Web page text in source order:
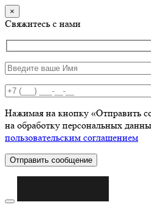
×
Свяжитесь с нами
Нажимая на кнопку «Отправить
на обработку персональных
пользовательским соглашением
Отправить сообщение